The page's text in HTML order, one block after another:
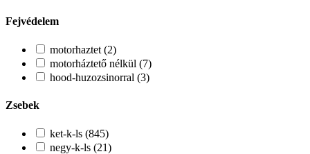
Fejvédelem
motorhaztet (2)
motorháztető nélkül (7)
hood-huzozsinorral (3)
Zsebek
ket-k-ls (845)
negy-k-ls (21)